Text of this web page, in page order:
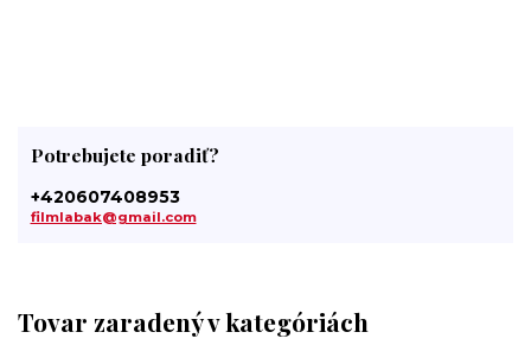
Tovar zaradený v kategóriách
Potrebujete poradiť?
+420607408953
filmlabak@gmail.com